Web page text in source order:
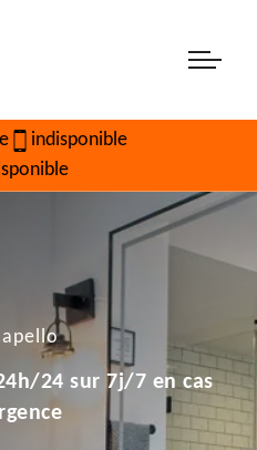
indisponible
24 sur 7j/7 en cas